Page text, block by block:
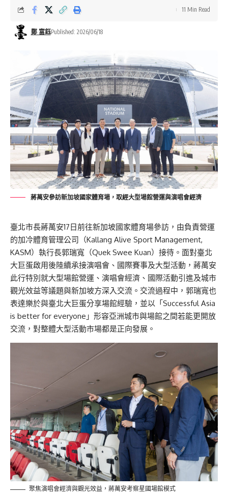
鄭 富鈺Published: 2026/06/18
11 Min Read
蔣萬安參訪新加坡國家體育場，取經大型場館營運與演唱會經濟
臺北市長蔣萬安17日前往新加坡國家體育場參訪，由負責營運
的加冷體育管理公司（Kallang Alive Sport Management,
KASM）執行長郭瑞寬（Quek Swee Kuan）接待。面對臺北
大巨蛋啟用後陸續承接演唱會、國際賽事及大型活動，蔣萬安
此行特別就大型場館營運、演唱會經濟、國際活動引進及城市
觀光效益等議題與新加坡方深入交流。交流過程中，郭瑞寬也
表達樂於與臺北大巨蛋分享場館經驗，並以「Successful Asia
is better for everyone」形容亞洲城市與場館之間若能更開放
交流，對整體大型活動市場都是正向發展。
聚焦演唱會經濟與觀光效益，蔣萬安考察星國場館模式